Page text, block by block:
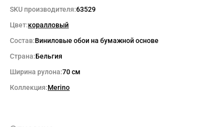
SKU производителя:63529
Цвет:коралловый
Состав:Виниловые обои на бумажной основе
Страна:Бельгия
Ширина рулона:70 см
Коллекция:Merino